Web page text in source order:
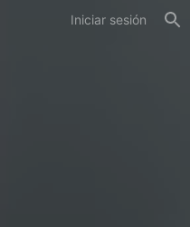
Iniciar sesión